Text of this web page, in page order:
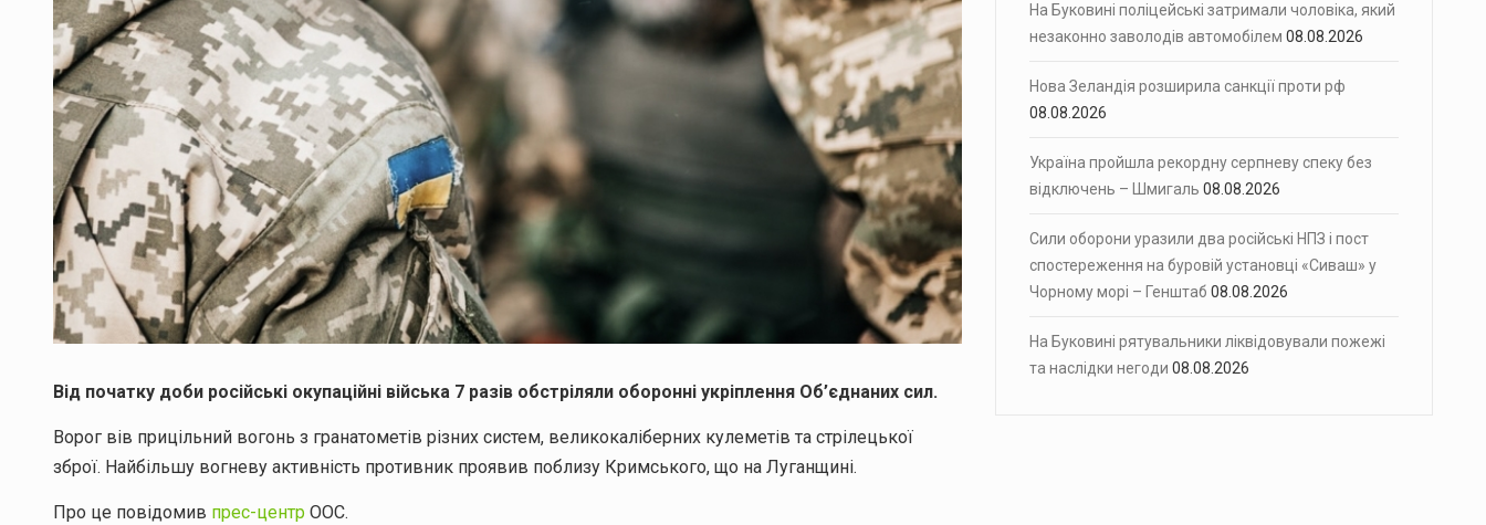
Від початку доби російські окупаційні війська 7 разів обстріляли оборонні укріплення Об’єднаних сил.
Ворог вів прицільний вогонь з гранатометів різних систем, великокаліберних кулеметів та стрілецької
зброї. Найбільшу вогневу активність противник проявив поблизу Кримського, що на Луганщині.
Про це повідомив прес-центр ООС.
На Буковині поліцейські затримали чоловіка, який
незаконно заволодів автомобілем 08.08.2026
Нова Зеландія розширила санкції проти рф
08.08.2026
Україна пройшла рекордну серпневу спеку без
відключень – Шмигаль 08.08.2026
Сили оборони уразили два російські НПЗ і пост
спостереження на буровій установці «Сиваш» у
Чорному морі – Генштаб 08.08.2026
На Буковині рятувальники ліквідовували пожежі
та наслідки негоди 08.08.2026